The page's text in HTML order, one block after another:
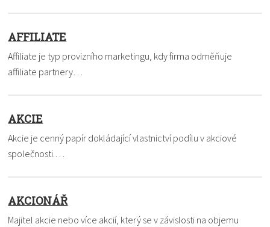
AFFILIATE
Affiliate je typ provizního marketingu, kdy firma odměňuje
affiliate partnery…
AKCIE
Akcie je cenný papír dokládající vlastnictví podílu v akciové
společnosti.…
AKCIONÁŘ
Majitel akcie nebo více akcií, který se v závislosti na objemu